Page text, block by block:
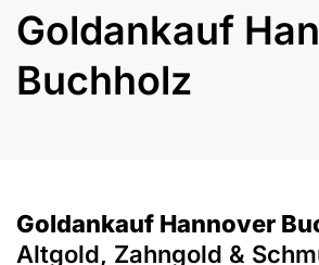
Goldankauf
Buchholz
Goldankauf Hannover
Altgold, Zahngold &